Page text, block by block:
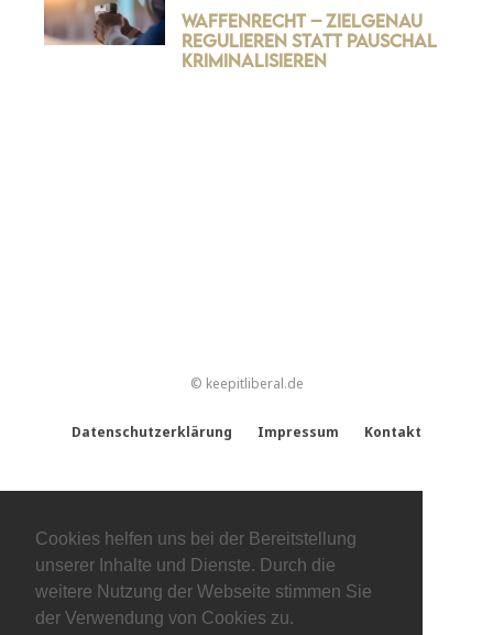
Cookies helfen uns bei der Bereitstellung
unserer Inhalte und Dienste. Durch die
weitere Nutzung der Webseite stimmen Sie
der Verwendung von Cookies zu.
Waffenrecht – Zielgenau
regulieren statt pauschal
kriminalisieren
© keepitliberal.de
Datenschutzerklärung Impressum Kontakt